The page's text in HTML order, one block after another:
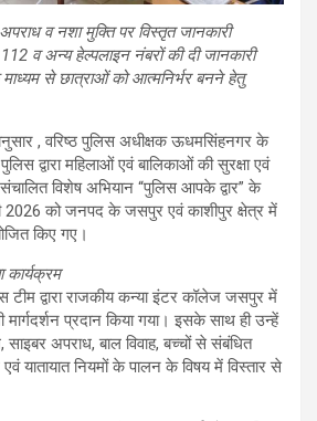
अपराध व नशा मुक्ति पर विस्तृत जानकारी
112 व अन्य हेल्पलाइन नंबरों की दी जानकारी
से छात्राओं को आत्मनिर्भर बनने हेतु
, वरिष्ठ पुलिस अधीक्षक ऊधमसिंहनगर के
द्वारा महिलाओं एवं बालिकाओं की सुरक्षा एवं
विशेष अभियान “पुलिस आपके द्वार” के
2026 को जनपद के जसपुर एवं काशीपुर क्षेत्र में
किए गए।
टीम द्वारा राजकीय कन्या इंटर कॉलेज जसपुर में
प्रदान किया गया। इसके साथ ही उन्हें
अपराध, बाल विवाह, बच्चों से संबंधित
यातायात नियमों के पालन के विषय में विस्तार से